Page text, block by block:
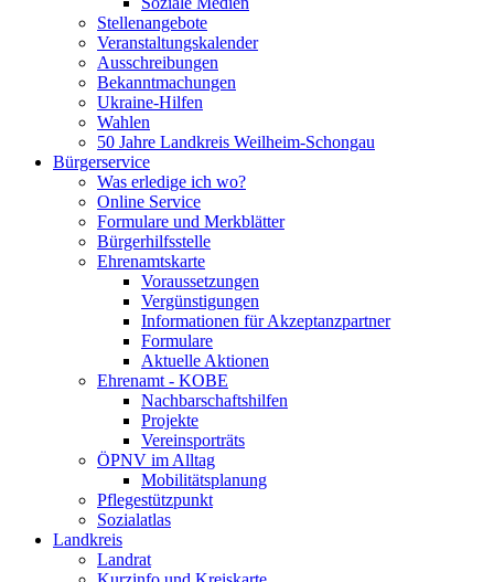
Stellenangebote
Veranstaltungskalender
Ausschreibungen
Bekanntmachungen
Ukraine-Hilfen
Wahlen
50 Jahre Landkreis Weilheim-Schongau
Bürgerservice
Was erledige ich wo?
Online Service
Formulare und Merkblätter
Bürgerhilfsstelle
Ehrenamtskarte
Voraussetzungen
Vergünstigungen
Informationen für Akzeptanzpartner
Formulare
Aktuelle Aktionen
Ehrenamt - KOBE
Nachbarschaftshilfen
Projekte
Vereinsporträts
ÖPNV im Alltag
Mobilitätsplanung
Pflegestützpunkt
Sozialatlas
Landkreis
Landrat